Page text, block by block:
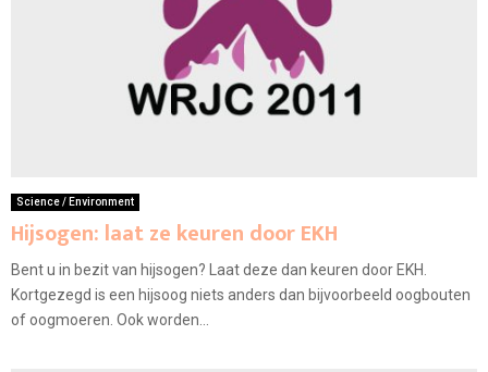
Science / Environment
Hijsogen: laat ze keuren door EKH
Bent u in bezit van hijsogen? Laat deze dan keuren door EKH.
Kortgezegd is een hijsoog niets anders dan bijvoorbeeld oogbouten
of oogmoeren. Ook worden...